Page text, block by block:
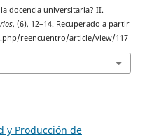
docencia universitaria? II.
, (6), 12–14. Recuperado a partir
reencuentro/article/view/117
y Producción de